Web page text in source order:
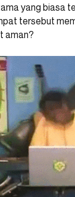
yang biasa
tersebut
aman?